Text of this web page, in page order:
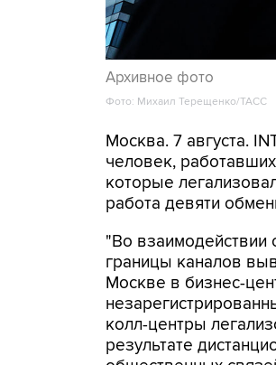
Архивное фото
Фото: Михаил Терещенко/ТАСС
Москва. 7 августа.
человек,
которые
работа девяти
"Во взаимодействии
границы каналов
Москве в бизнес-
колл-центры
результате